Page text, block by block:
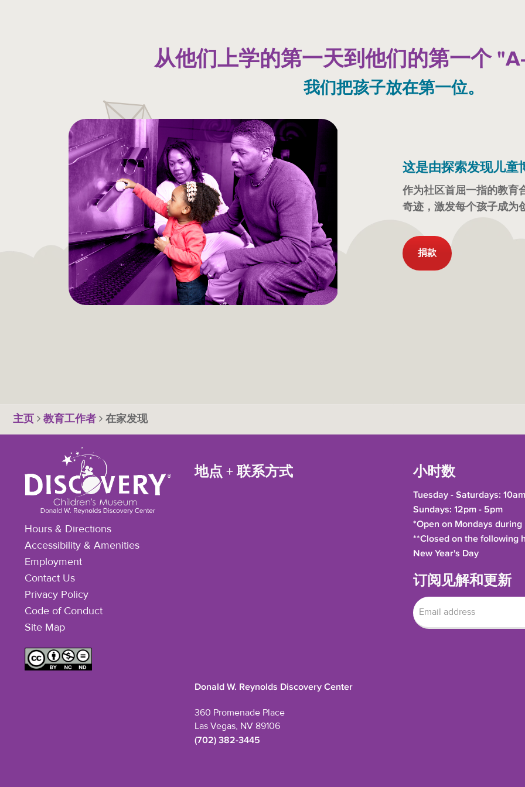
从他们上学的第一天到他们的第一个 "A-
我们把孩子放在第一位。
这是由探索发现儿童
作为社区首屈一指的教育
奇迹，激发每个孩子成为
捐款
主页 教育工作者 在家发现
Hours & Directions
Accessibility & Amenities
Employment
Contact Us
Privacy Policy
Code of Conduct
Site Map
地点 + 联系方式
Donald W. Reynolds Discovery Center
360 Promenade Place
Las Vegas, NV 89106
(702) 382-3445
小时数
Tuesday - Saturdays:
Sundays: 12pm - 5pm
*Open on Mondays
**Closed on the following
New Year's Day
订阅见解和更新